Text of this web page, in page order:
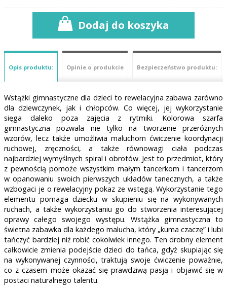
Dodaj do koszyka
Opis produktu: Opinie o produkcie Bezpieczeństwo produktu:
Wstążki gimnastyczne dla dzieci to rewelacyjna zabawa zarówno
dla dziewczynek, jak i chłopców. Co więcej, jej wykorzystanie
sięga daleko poza zajęcia z rytmiki. Kolorowa szarfa
gimnastyczna pozwala nie tylko na tworzenie przeróżnych
wzorów, lecz także umożliwia maluchom ćwiczenie koordynacji
ruchowej, zręczności, a także równowagi ciała podczas
najbardziej wymyślnych spiral i obrotów. Jest to przedmiot, który
z pewnością pomoże wszystkim małym tancerkom i tancerzom
w opanowaniu swoich pierwszych układów tanecznych, a także
wzbogaci je o rewelacyjny pokaz ze wstęgą. Wykorzystanie tego
elementu pomaga dziecku w skupieniu się na wykonywanych
ruchach, a także wykorzystaniu go do stworzenia interesującej
oprawy całego swojego występu. Wstążka gimnastyczna to
świetna zabawka dla każdego malucha, który „kuma czaczę” i lubi
tańczyć bardziej niż robić cokolwiek innego. Ten drobny element
całkowicie zmienia podejście dzieci do tańca, gdyż skupiając się
na wykonywanej czynności, traktują swoje ćwiczenie poważnie,
co z czasem może okazać się prawdziwą pasją i objawić się w
postaci naturalnego talentu.